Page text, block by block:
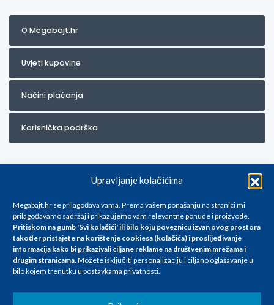
Upravljanje kolačićima
Megabajt.hr se prilagođava vama. Prema vašem ponašanju na stranici mi
prilagođavamo sadržaj i prikazujemo vam relevantne ponude i proizvode.
Pritiskom na gumb 'Svi kolačići' ili bilo koju poveznicu izvan ovog prostora
također pristajete na korištenje cookiesa (kolačića) i proslijeđivanje
informacija kako bi prikazivali ciljane reklame na društvenim mrežama i
drugim stranicama.Možete isključiti personalizaciju i ciljano oglašavanje u
bilo kojem trenutku u postavkama privatnosti.
O Megabajt.hr
Uvjeti kupovine
Načini plaćanja
Korisnička podrška
Za artikle kojih trenutno nema u ponudi obratite nam se na
info@megabajt.hr. Sve cijene su informativnog karaktera i podložne su
promjenama, a
iskazane su za avansno plaćanje(gotovina) u Eurima i uključuju PDV. Sve
se razlikovati od cijena u našim poslovnicama. Trudimo se dati što bolji
i točniji opis i sliku. Unatoč tome, ne možemo garantirati da su svi